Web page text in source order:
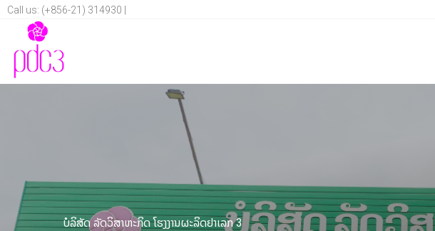
Call us: (+856-21) 314930 |
ບໍລິສັດ ລັດວິສາຫະກິດ ໂຮງງານຜະລິດຢາເລກ 3